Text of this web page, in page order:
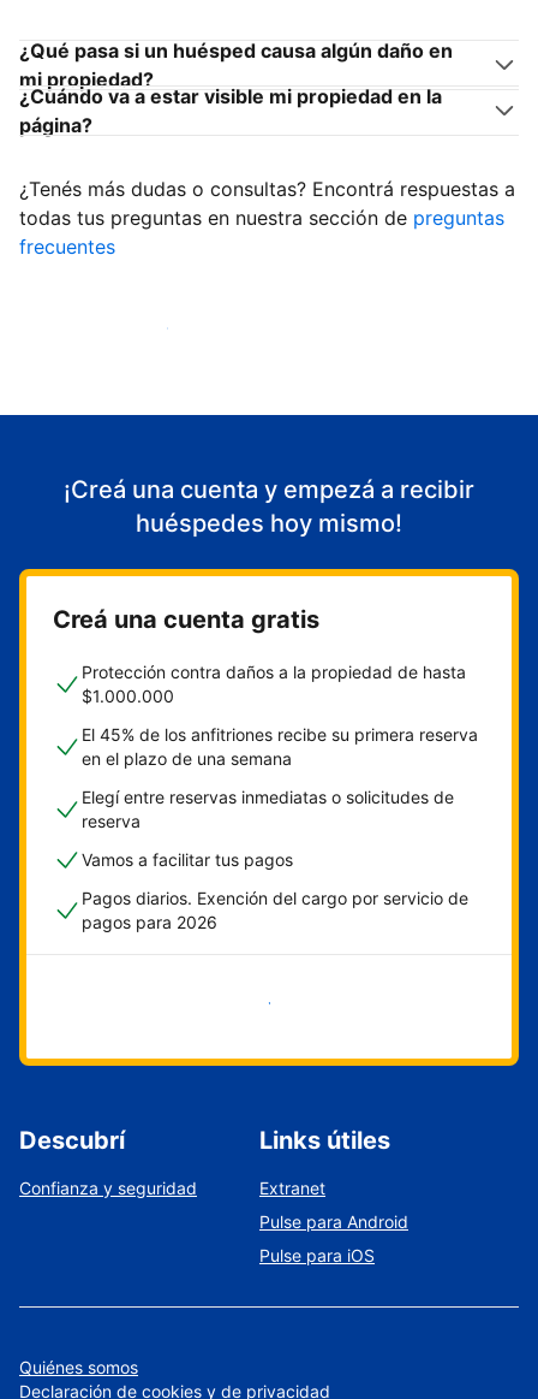
¿Qué pasa si un huésped causa algún daño en
mi propiedad?
¿Cuándo va a estar visible mi propiedad en la
página?
¿Tenés más dudas o consultas? Encontrá respuestas a
todas tus preguntas en nuestra sección de preguntas
frecuentes
Empezá a recibir huéspedes
¡Creá una cuenta y empezá a recibir
huéspedes hoy mismo!
Creá una cuenta gratis
Protección contra daños a la propiedad de hasta
$1.000.000
El 45% de los anfitriones recibe su primera reserva
en el plazo de una semana
Elegí entre reservas inmediatas o solicitudes de
reserva
Vamos a facilitar tus pagos
Pagos diarios. Exención del cargo por servicio de
pagos para 2026
Empezar ahora
Descubrí
Confianza y seguridad
Links útiles
Extranet
Pulse para Android
Pulse para iOS
Quiénes somos
Declaración de cookies y de privacidad